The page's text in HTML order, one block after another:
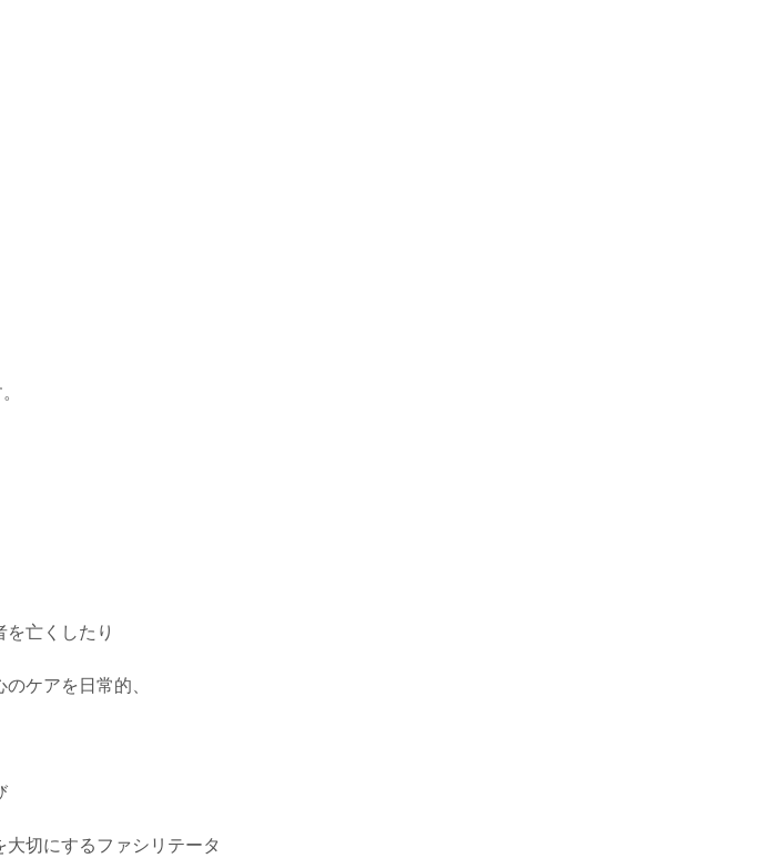
亡くしたり
ケアを日常的、
切にするファシリテータ